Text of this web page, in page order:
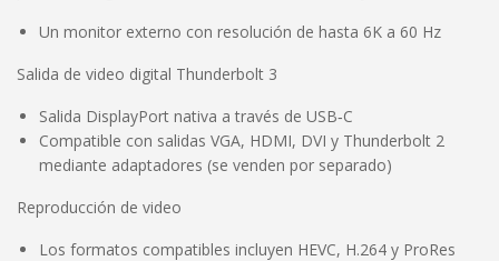
Un monitor externo con resolución de hasta 6K a 60 Hz
Salida de video digital Thunderbolt 3
Salida DisplayPort nativa a través de USB‑C
Compatible con salidas VGA, HDMI, DVI y Thunderbolt 2
mediante adaptadores (se venden por separado)
Reproducción de video
Los formatos compatibles incluyen HEVC, H.264 y ProRes